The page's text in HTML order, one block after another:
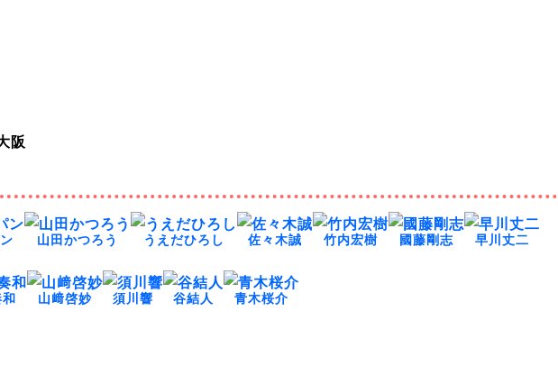
阪
山田かつろう うえだひろし 佐々木誠 竹内宏樹 國藤剛志 早川丈二
山﨑啓妙 須川響 谷結人 青木桜介